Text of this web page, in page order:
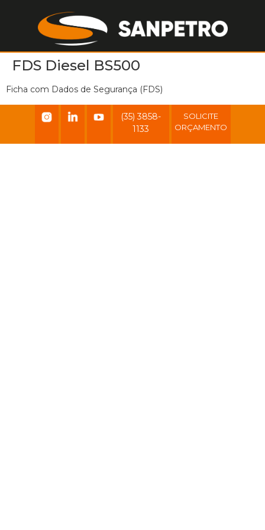
FDS Diesel BS500
Ficha com Dados de Segurança (FDS)
(35) 3858-
1133
SOLICITE
ORÇAMENTO